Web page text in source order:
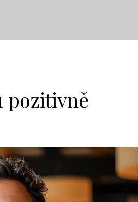
pozitivně